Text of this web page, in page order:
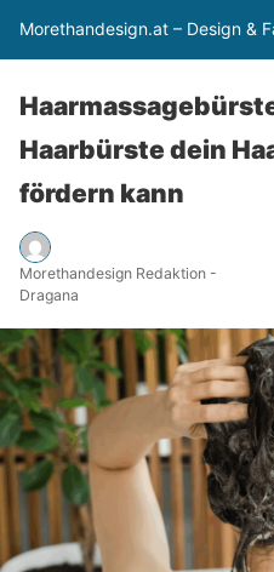
Morethandesign.at – Design &
Haarbürste dein
fördern kann
Morethandesign Redaktion -
Dragana